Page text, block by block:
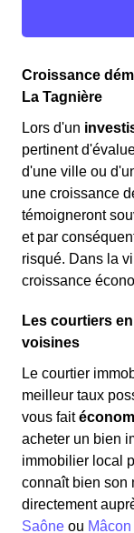
Croissance
La Tagnière
Lors d'un
pertinent
d'une ville ou
une croissance
témoigneront
et par
risqué. Dans la
croissance
Les courtiers
voisines
Le courtier
meilleur taux
vous fait
acheter un bien
immobilier local
connaît bien son
directement
Saône ou Mâcon